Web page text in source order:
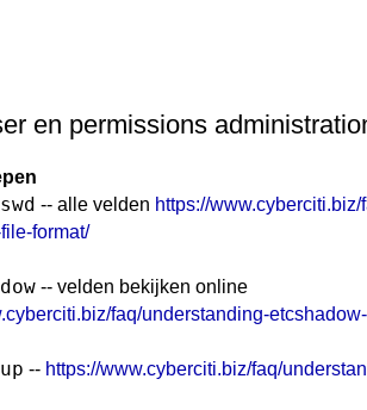
en permissions
-- alle velden https://
format/
-- velden bekijken online
faq/understanding-
-- https://www.cyberciti.biz/faq/